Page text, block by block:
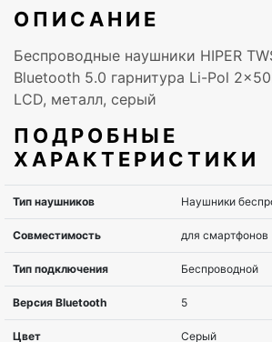
ОПИСАНИЕ
Беспроводные наушники HIPER
Bluetooth 5.0 гарнитура Li-Pol
LCD, металл, серый
ПОДРОБНЫЕ
ХАРАКТЕРИСТИКИ